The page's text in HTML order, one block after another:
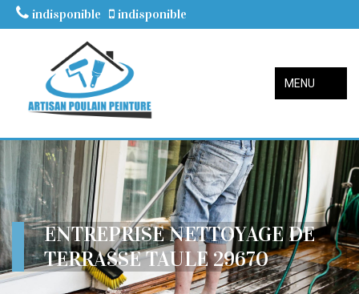
indisponible indisponible
MENU
ENTREPRISE NETTOYAGE DE
TERRASSE TAULE 29670